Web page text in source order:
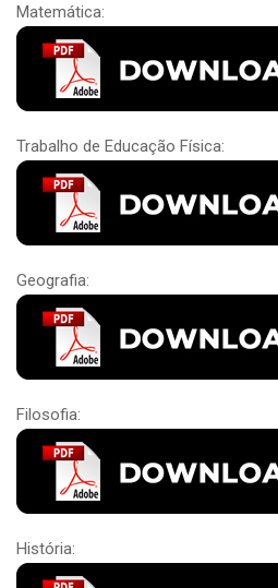
Matemática:
Trabalho de Educação Física:
Geografia:
Filosofia:
História: